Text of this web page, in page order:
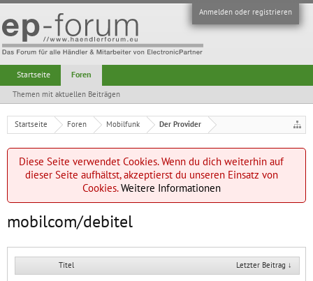
Anmelden oder registrieren
Startseite Foren Mobilfunk Der Provider
Diese Seite verwendet Cookies. Wenn du dich weiterhin auf
dieser Seite aufhältst, akzeptierst du unseren Einsatz von
Cookies.Weitere Informationen
mobilcom/debitel
Titel Letzter Beitrag ↓
Startseite Foren
Themen mit aktuellen Beiträgen